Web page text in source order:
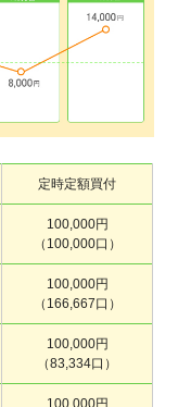
定時定額買付
100,000円
（100,000口）
100,000円
（166,667口）
100,000円
（83,334口）
100,000円